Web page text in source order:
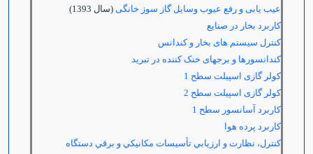
عیب یابی و رفع عیوب وسایل گاز سوز خانگی (سال 1393)
کاربرد بخار در صنایع
کنترل سیستم های بخار و کندانس
کندانسورها و برجهای خنک کننده در تبرید
کولر گازی اسپیلت سطح 1
کولر گازی اسپیلت سطح 2
كاربرد آسانسور سطح 1
كاربرد پرده هوا
كنترل،‌ نظارت و ارزيابي تأسيسات مكانيكي و برقي دستگاه